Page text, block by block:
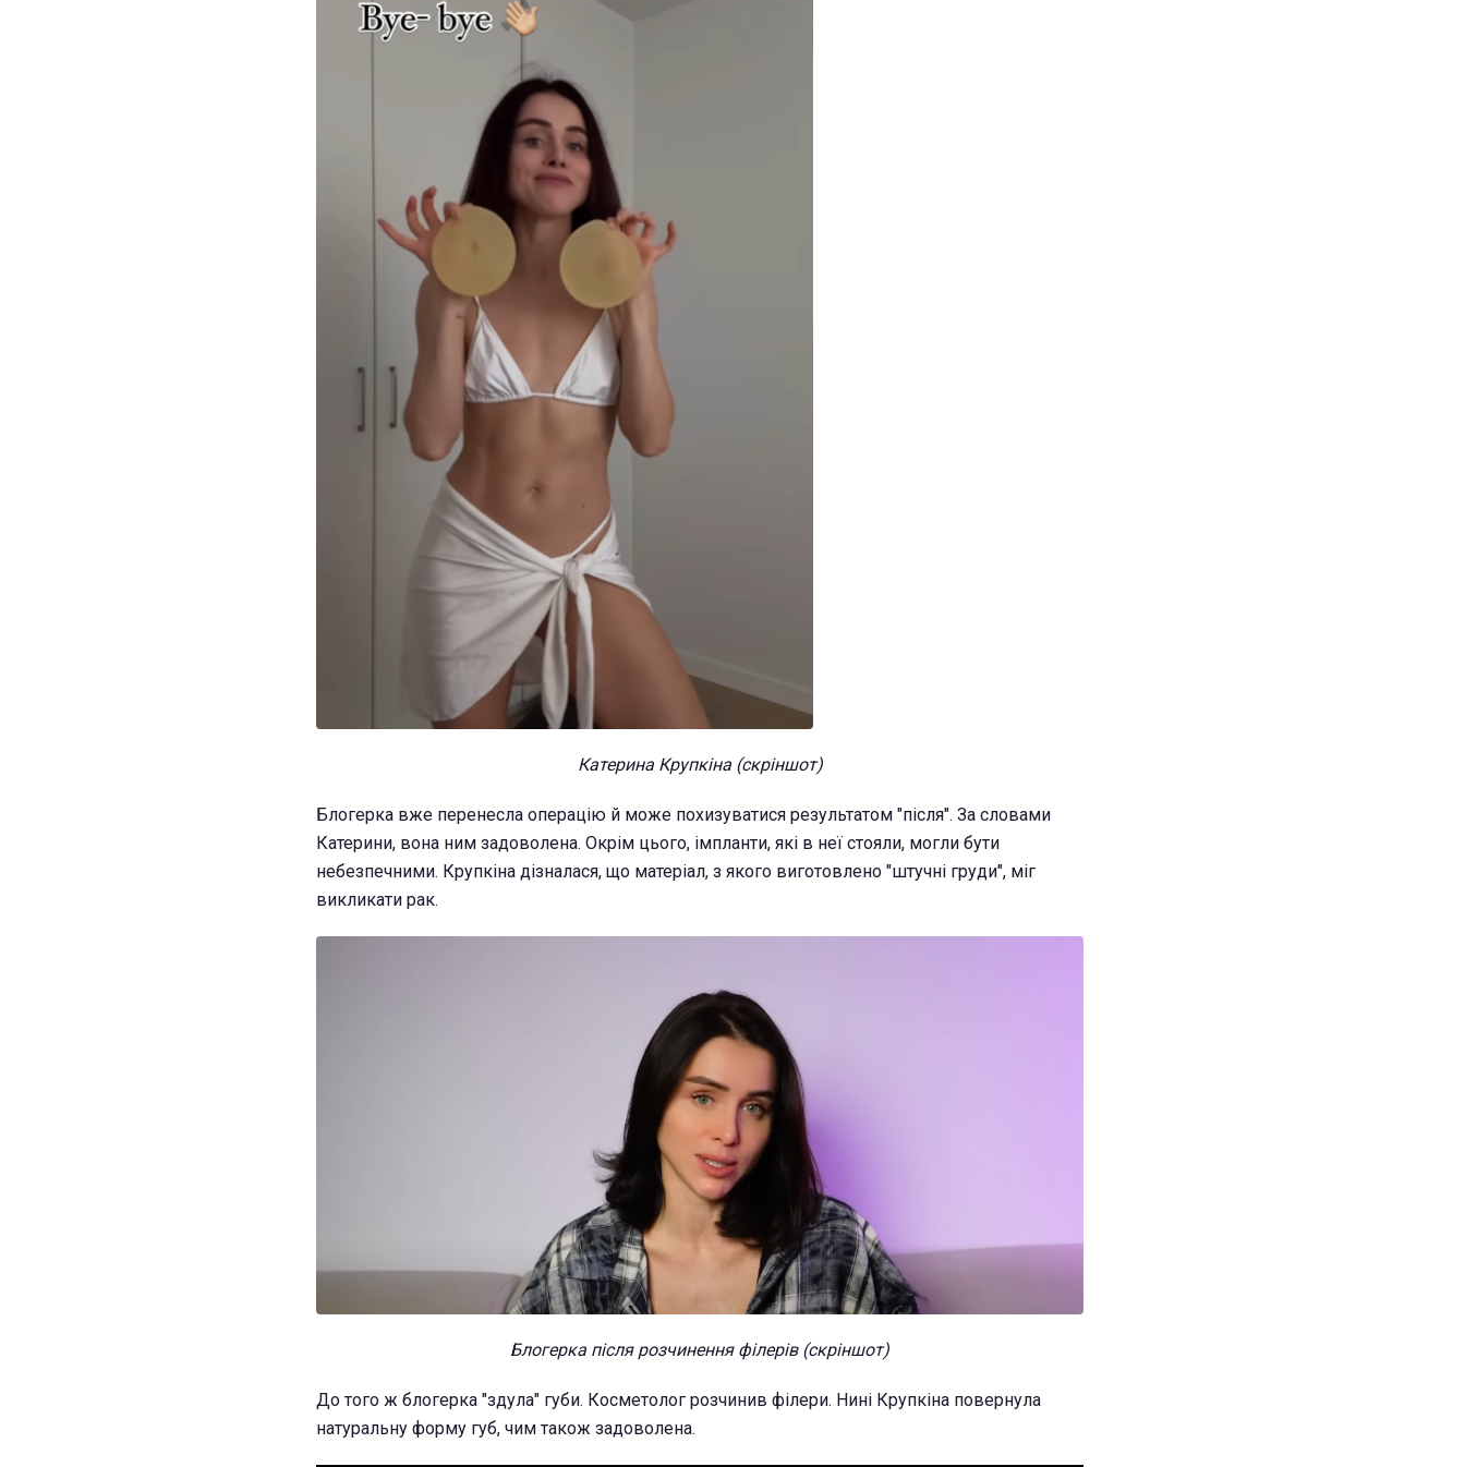
Катерина Крупкіна (скріншот)
Блогерка вже перенесла операцію й може похизуватися результатом "після". За словами
Катерини, вона ним задоволена. Окрім цього, імпланти, які в неї стояли, могли бути
небезпечними. Крупкіна дізналася, що матеріал, з якого виготовлено "штучні груди", міг
викликати рак.
Блогерка після розчинення філерів (скріншот)
До того ж блогерка "здула" губи. Косметолог розчинив філери. Нині Крупкіна повернула
натуральну форму губ, чим також задоволена.